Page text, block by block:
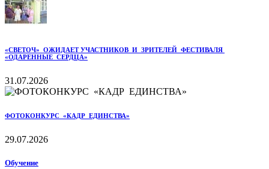
«СВЕТОЧ» ОЖИДАЕТ УЧАСТНИКОВ И ЗРИТЕЛЕЙ ФЕСТИВАЛЯ
«ОДАРЕННЫЕ СЕРДЦА»
31.07.2026
ФОТОКОНКУРС «КАДР ЕДИНСТВА»
29.07.2026
Обучение